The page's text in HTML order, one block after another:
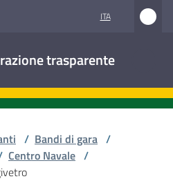
ITA
trasparente
/ Bandi di gara /
Centro Navale /